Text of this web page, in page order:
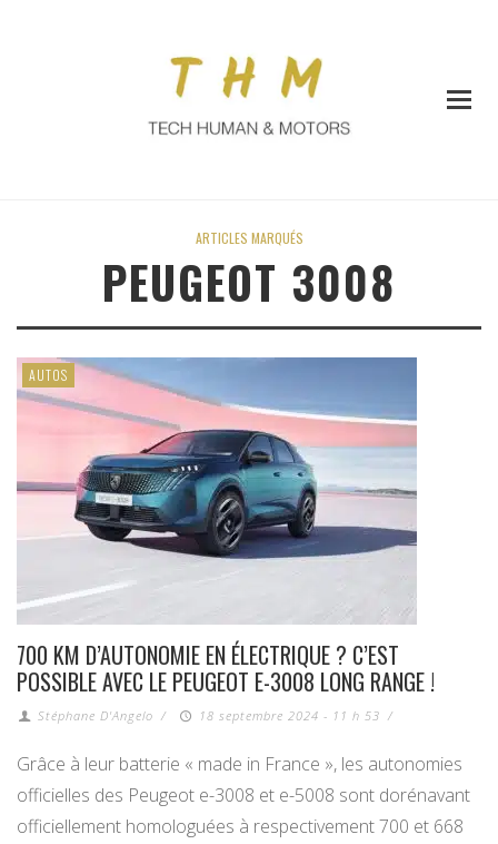
ARTICLES MARQUÉS
PEUGEOT 3008
AUTOS
700 KM D’AUTONOMIE EN ÉLECTRIQUE ? C’EST
POSSIBLE AVEC LE PEUGEOT E-3008 LONG RANGE !
Stéphane D'Angelo / 18 septembre 2024 - 11 h 53 /
Grâce à leur batterie « made in France », les autonomies
officielles des Peugeot e-3008 et e-5008 sont dorénavant
officiellement homologuées à respectivement 700 et 668